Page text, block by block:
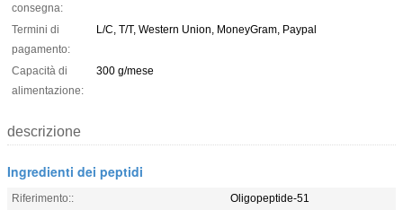
consegna:
Termini di
pagamento:
L/C, T/T, Western Union, MoneyGram, Paypal
Capacità di
alimentazione:
300 g/mese
descrizione
Ingredienti dei peptidi
Riferimento::
Oligopeptide-51